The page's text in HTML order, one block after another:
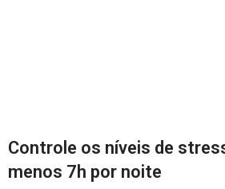
Controle os níveis de
menos 7h por noite